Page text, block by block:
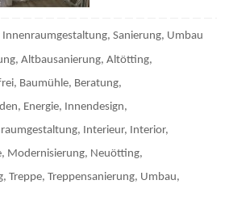
Innenraumgestaltung, Sanierung, Umbau
,Altbausanierung,Altötting,
, Baumühle, Beratung,
, Energie, Innendesign,
, Interieur, Interior,
, Modernisierung, Neuötting,
, Treppe, Treppensanierung, Umbau,